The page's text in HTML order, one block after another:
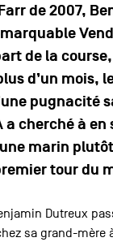
de 2007,
de la
d’un mois,
pugnacité
a cherché à
marin
tour du
Dutreux
sa grand-mère